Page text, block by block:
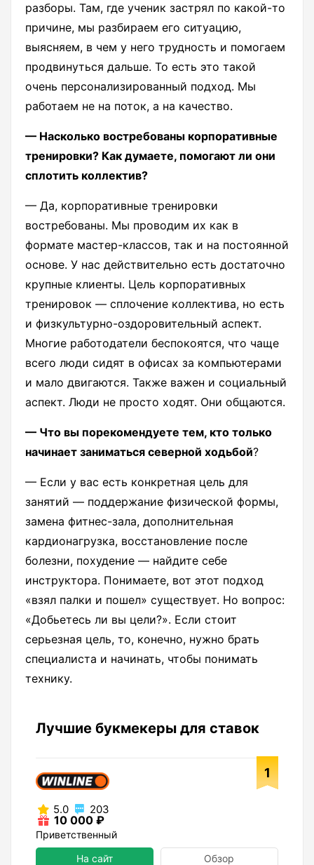
разборы. Там, где ученик застрял по какой-то
причине, мы разбираем его ситуацию,
выясняем, в чем у него трудность и помогаем
продвинуться дальше. То есть это такой
очень персонализированный подход. Мы
работаем не на поток, а на качество.
— Насколько востребованы корпоративные
тренировки? Как думаете, помогают ли они
сплотить коллектив?
— Да, корпоративные тренировки
востребованы. Мы проводим их как в
формате мастер-классов, так и на постоянной
основе. У нас действительно есть достаточно
крупные клиенты. Цель корпоративных
тренировок — сплочение коллектива, но есть
и физкультурно-оздоровительный аспект.
Многие работодатели беспокоятся, что чаще
всего люди сидят в офисах за компьютерами
и мало двигаются. Также важен и социальный
аспект. Люди не просто ходят. Они общаются.
— Что вы порекомендуете тем, кто только
начинает заниматься северной ходьбой?
— Если у вас есть конкретная цель для
занятий — поддержание физической формы,
замена фитнес-зала, дополнительная
кардионагрузка, восстановление после
болезни, похудение — найдите себе
инструктора. Понимаете, вот этот подход
«взял палки и пошел» существует. Но вопрос:
«Добьетесь ли вы цели?». Если стоит
серьезная цель, то, конечно, нужно брать
специалиста и начинать, чтобы понимать
технику.
Лучшие букмекеры для ставок
1
5.0 203
10 000 ₽
Приветственный
На сайт
Обзор